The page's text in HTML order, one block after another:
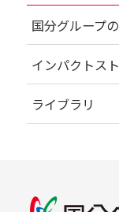
国分グループ
インパクトス
ライブラリ